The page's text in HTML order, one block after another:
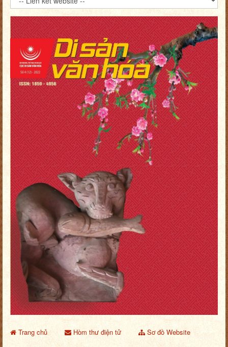
Trang chủ Hòm thư điện tử
Sơ đồ Website